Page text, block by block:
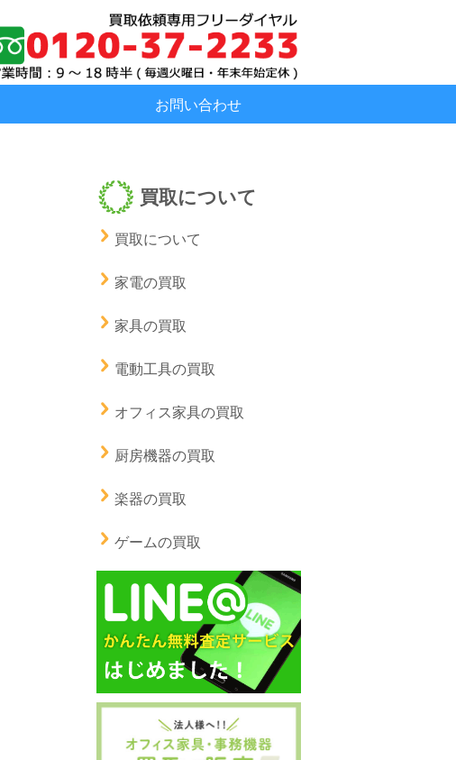
お問い合わせ
買取について
買取について
家電の買取
家具の買取
電動工具の買取
オフィス家具の買取
厨房機器の買取
楽器の買取
ゲームの買取